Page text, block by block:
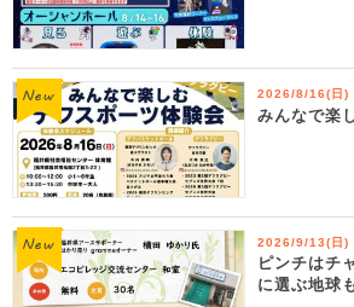
2026/8/16(日)
みんなで楽
2026/9/13(日)
ピンチはチ
に選ぶ地球